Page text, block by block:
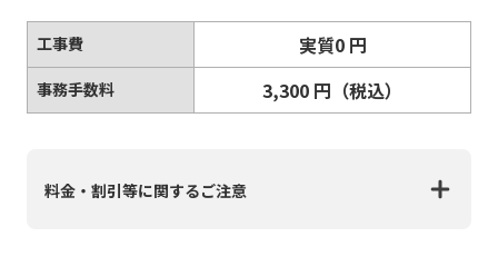
工事費 実質0 円
事務手数料 3,300 円 （税込）
料金・割引等に関するご注意